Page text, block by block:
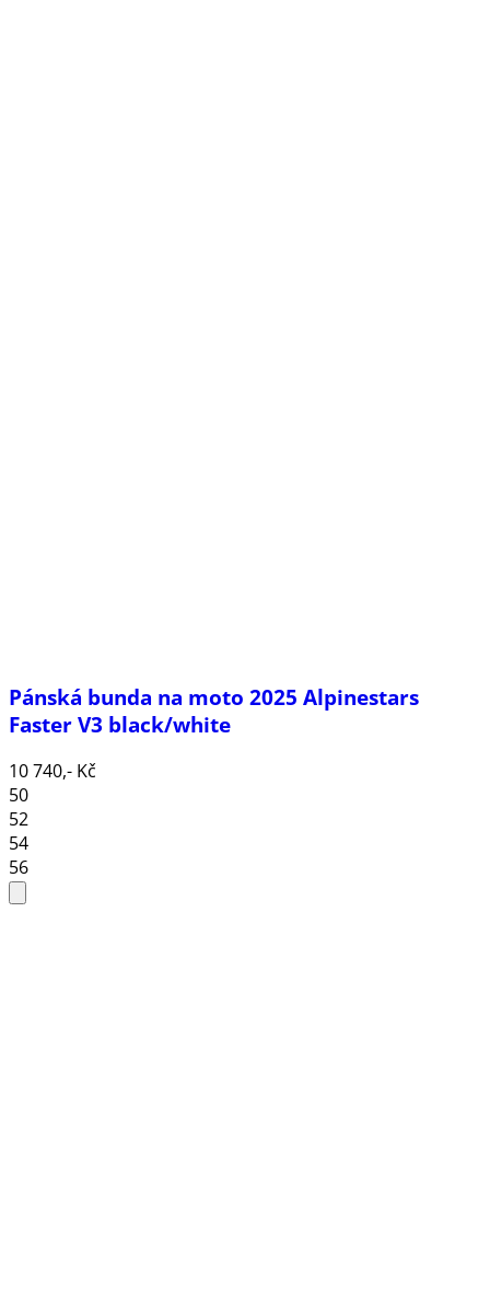
Pánská bunda na moto 2025 Alpinestars
Faster V3 black/white
10 740,- Kč
50
52
54
56